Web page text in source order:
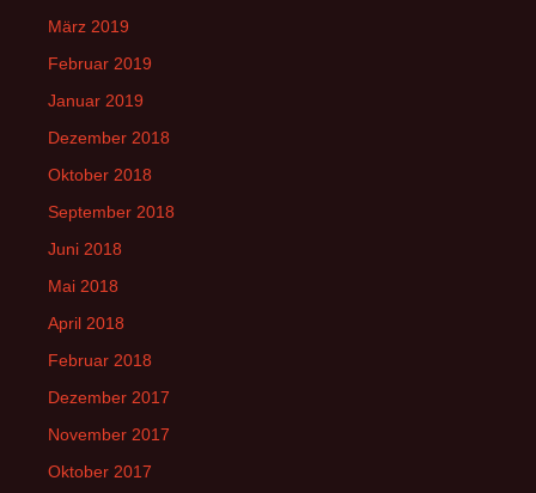
März 2019
Februar 2019
Januar 2019
Dezember 2018
Oktober 2018
September 2018
Juni 2018
Mai 2018
April 2018
Februar 2018
Dezember 2017
November 2017
Oktober 2017